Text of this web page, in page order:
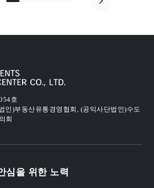
호
인)부동산유통경영협회, (공익사단법인)수도
회
심을 위한 노력